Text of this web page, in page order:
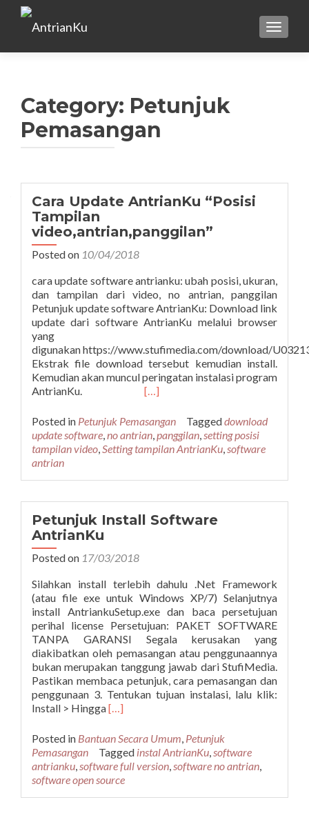
Category: Petunjuk
Pemasangan
Cara Update AntrianKu “Posisi
Tampilan
video,antrian,panggilan”
Posted on 10/04/2018
cara update software antrianku: ubah posisi, ukuran,
dan tampilan dari video, no antrian, panggilan
Petunjuk update software AntrianKu: Download link
update dari software AntrianKu melalui browser
yang
digunakan https://www.stufimedia.com/download/
Ekstrak file download tersebut kemudian install.
Kemudian akan muncul peringatan instalasi program
AntrianKu. Read
about
Cara
Update
AntrianKu
video,antrian,panggilan”
[…]
Posted in Petunjuk Pemasangan Taggeddownload
update software,no antrian,panggilan,setting posisi
tampilan video,Setting tampilan AntrianKu,software
antrian
Petunjuk Install Software
AntrianKu
Posted on 17/03/2018
Silahkan install terlebih dahulu .Net Framework
(atau file exe untuk Windows XP/7) Selanjutnya
install AntriankuSetup.exe dan baca persetujuan
perihal license Persetujuan: PAKET SOFTWARE
TANPA GARANSI Segala kerusakan yang
diakibatkan oleh pemasangan atau penggunaannya
bukan merupakan tanggung jawab dari StufiMedia.
Pastikan membaca petunjuk, cara pemasangan dan
penggunaan 3. Tentukan tujuan instalasi, lalu klik:
Install > HinggaRead
about
Petunjuk
Install
Software
[…]
Posted in Bantuan Secara Umum, Petunjuk
Pemasangan
Tagged instal AntrianKu,software
antrianku,software full version,software no antrian,
software open source